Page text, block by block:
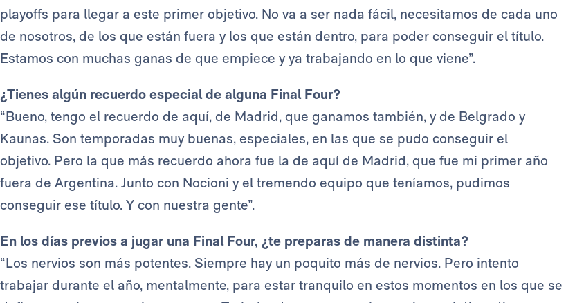
playoffs para llegar a este primer objetivo. No va a ser nada fácil, necesitamos de cada uno
de nosotros, de los que están fuera y los que están dentro, para poder conseguir el título.
Estamos con muchas ganas de que empiece y ya trabajando en lo que viene”.
¿Tienes algún recuerdo especial de alguna Final Four?
“Bueno, tengo el recuerdo de aquí, de Madrid, que ganamos también, y de Belgrado y
Kaunas. Son temporadas muy buenas, especiales, en las que se pudo conseguir el
objetivo. Pero la que más recuerdo ahora fue la de aquí de Madrid, que fue mi primer año
fuera de Argentina. Junto con Nocioni y el tremendo equipo que teníamos, pudimos
conseguir ese título. Y con nuestra gente”.
En los días previos a jugar una Final Four, ¿te preparas de manera distinta?
“Los nervios son más potentes. Siempre hay un poquito más de nervios. Pero intento
trabajar durante el año, mentalmente, para estar tranquilo en estos momentos en los que se